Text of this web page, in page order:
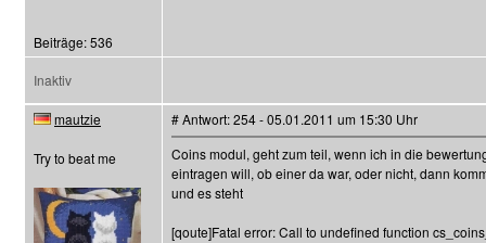
Beiträge: 536
Inaktiv
mautzie
Try to beat me
# Antwort: 254 - 05.01.2011 um 15:30 Uhr
Coins modul, geht zum teil, wenn ich in die
eintragen will, ob einer da war, oder nicht, dann
und es steht
[qoute]Fatal error: Call to undefined function